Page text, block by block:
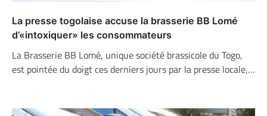
La presse togolaise accuse la brasserie BB Lomé
d’«intoxiquer» les consommateurs
La Brasserie BB Lomé, unique société brassicole du Togo,
est pointée du doigt ces derniers jours par la presse locale,…